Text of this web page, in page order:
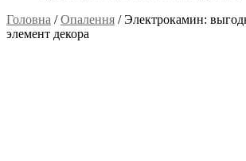
Головна /Опалення /Электрокамин:
элемент декора